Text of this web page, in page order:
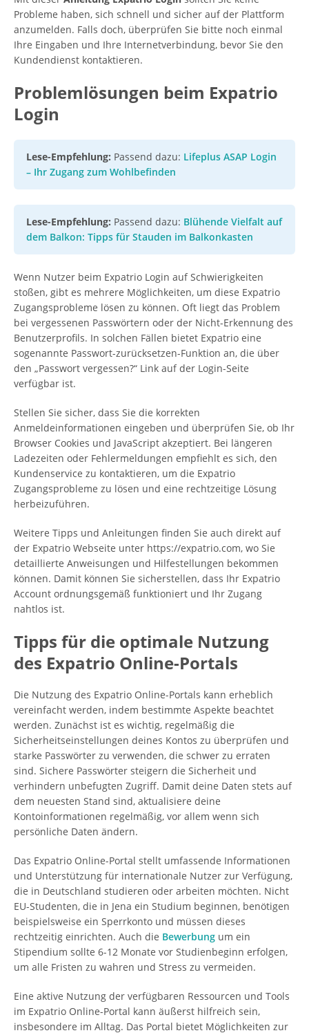
Probleme haben, sich schnell und sicher auf der Plattform
anzumelden. Falls doch, überprüfen Sie bitte noch einmal
Ihre Eingaben und Ihre Internetverbindung, bevor Sie den
Kundendienst kontaktieren.
Problemlösungen beim Expatrio
Login
Lese-Empfehlung: Passend dazu: Lifeplus ASAP Login
– Ihr Zugang zum Wohlbefinden
Lese-Empfehlung: Passend dazu: Blühende Vielfalt auf
dem Balkon: Tipps für Stauden im Balkonkasten
Wenn Nutzer beim Expatrio Login auf Schwierigkeiten
stoßen, gibt es mehrere Möglichkeiten, um diese Expatrio
Zugangsprobleme lösen zu können. Oft liegt das Problem
bei vergessenen Passwörtern oder der Nicht-Erkennung des
Benutzerprofils. In solchen Fällen bietet Expatrio eine
sogenannte Passwort-zurücksetzen-Funktion an, die über
den „Passwort vergessen?“ Link auf der Login-Seite
verfügbar ist.
Stellen Sie sicher, dass Sie die korrekten
Anmeldeinformationen eingeben und überprüfen Sie, ob Ihr
Browser Cookies und JavaScript akzeptiert. Bei längeren
Ladezeiten oder Fehlermeldungen empfiehlt es sich, den
Kundenservice zu kontaktieren, um die Expatrio
Zugangsprobleme zu lösen und eine rechtzeitige Lösung
herbeizuführen.
Weitere Tipps und Anleitungen finden Sie auch direkt auf
der Expatrio Webseite unter https://expatrio.com, wo Sie
detaillierte Anweisungen und Hilfestellungen bekommen
können. Damit können Sie sicherstellen, dass Ihr Expatrio
Account ordnungsgemäß funktioniert und Ihr Zugang
nahtlos ist.
Tipps für die optimale Nutzung
des Expatrio Online-Portals
Die Nutzung des Expatrio Online-Portals kann erheblich
vereinfacht werden, indem bestimmte Aspekte beachtet
werden. Zunächst ist es wichtig, regelmäßig die
Sicherheitseinstellungen deines Kontos zu überprüfen und
starke Passwörter zu verwenden, die schwer zu erraten
sind. Sichere Passwörter steigern die Sicherheit und
verhindern unbefugten Zugriff. Damit deine Daten stets auf
dem neuesten Stand sind, aktualisiere deine
Kontoinformationen regelmäßig, vor allem wenn sich
persönliche Daten ändern.
Das Expatrio Online-Portal stellt umfassende Informationen
und Unterstützung für internationale Nutzer zur Verfügung,
die in Deutschland studieren oder arbeiten möchten. Nicht
EU-Studenten, die in Jena ein Studium beginnen, benötigen
beispielsweise ein Sperrkonto und müssen dieses
rechtzeitig einrichten. Auch die Bewerbung um ein
Stipendium sollte 6-12 Monate vor Studienbeginn erfolgen,
um alle Fristen zu wahren und Stress zu vermeiden.
Eine aktive Nutzung der verfügbaren Ressourcen und Tools
im Expatrio Online-Portal kann äußerst hilfreich sein,
insbesondere im Alltag. Das Portal bietet Möglichkeiten zur